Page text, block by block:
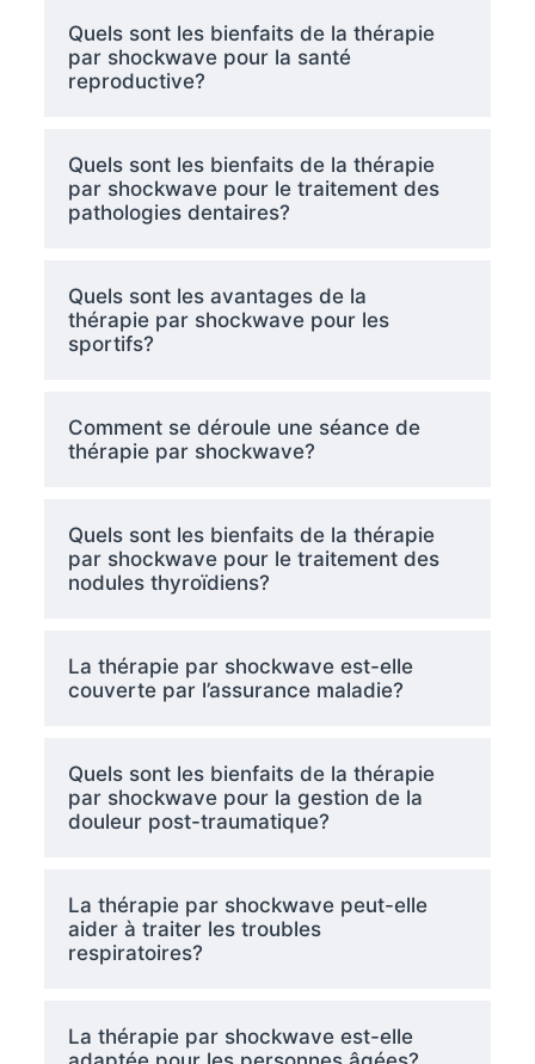
Quels sont les bienfaits de la thérapie
par shockwave pour la santé
reproductive?
Quels sont les bienfaits de la thérapie
par shockwave pour le traitement des
pathologies dentaires?
Quels sont les avantages de la
thérapie par shockwave pour les
sportifs?
Comment se déroule une séance de
thérapie par shockwave?
Quels sont les bienfaits de la thérapie
par shockwave pour le traitement des
nodules thyroïdiens?
La thérapie par shockwave est-elle
couverte par l’assurance maladie?
Quels sont les bienfaits de la thérapie
par shockwave pour la gestion de la
douleur post-traumatique?
La thérapie par shockwave peut-elle
aider à traiter les troubles
respiratoires?
La thérapie par shockwave est-elle